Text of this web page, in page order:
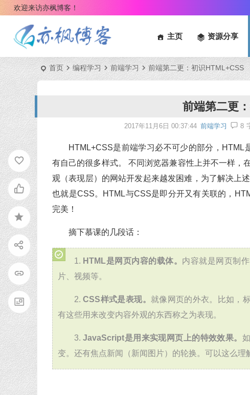
欢迎来访亦枫博客！
主页 资源分享
首页 编程学习 前端学习 前端第二更：初识HTML+CSS
前端第二更
2017年11月6日 00:37:44 前端学习 8
HTML+CSS是前端学习必不可少的部分，
有自己的很多样式。 不同浏览器兼容性上并不一样，
观（表现层）的网站开发起来越发困难，为了解决上
也就是CSS。HTML与CSS是即分开又有关联的，
完美！
摘下慕课的几段话：
1. HTML是网页内容的载体。 内容就是网页制
片、视频等。
2.CSS样式是表现。 就像网页的外衣。比如，
有这些用来改变内容外观的东西称之为表现。
3.JavaScript是用来实现网页上的特效效果。
变。还有焦点新闻（新闻图片）的轮换。可以这么理